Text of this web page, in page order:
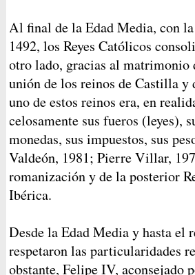
Al final de la Edad Media, con
1492, los Reyes Católicos
otro lado, gracias al matrimonio
unión de los reinos de Castilla y
uno de estos reinos era, en
celosamente sus fueros (leyes),
monedas, sus impuestos, sus
Valdeón, 1981; Pierre Villar,
romanización y de la posterior
Ibérica.
Desde la Edad Media y hasta el
respetaron las particularidades
obstante, Felipe IV, aconsejado